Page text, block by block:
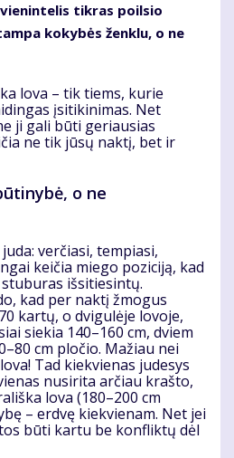
tikras poilsio
kokybės ženklu, o ne
lova – tik tiems, kurie
įsitikinimas. Net
ji gali būti geriausias
ne tik jūsų naktį, bet ir
o ne
verčiasi, tempiasi,
keičia miego poziciją, kad
išsitiesintų.
kad per naktį žmogus
kartų, o dvigulėje lovoje,
siekia 140–160 cm, dviem
cm pločio. Mažiau nei
Tad kiekvienas judesys
nusirita arčiau krašto,
lova (180–200 cm
– erdvę kiekvienam. Net jei
būti kartu be konfliktų dėl